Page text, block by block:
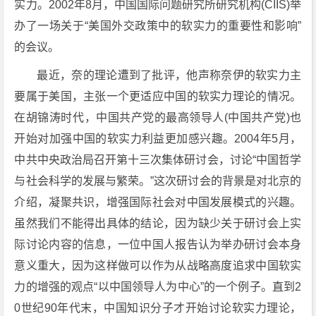
实力。2002年8月，中国国际问题研究所研究机构(CIIS)举
办了一场关于“美国外交政策中的软实力的重要性和影响”
的会议。
最近，奈的理论遭到了批评，他声称奈伊的软实力主
要属于美国，主张一个更适应中国的软实力理论的情况。
在胡锦涛时代，中国共产党的最高领导人(中国共产党)也
开始对加强中国的软实力利益更加感兴趣。2004年5月，
中共中央政治局召开第十三次集体研讨会，讨论“中国哲学
与社会科学的发展与繁荣。”这次研讨会的背景是对北京的
介绍，凝聚共识，增强国际社会对中国发展模式的兴趣。
虽然我们不能得出具体的结论，因为缺少关于研讨会上实
际讨论内容的信息，一位中国人报告认为举办研讨会本身
意义重大，因为这样做可以作为从战略高度追求中国软实
力的增强的观点“以中国领导人为中心”的一个例子。直到2
0世纪90年代末，中国知识分子才开始讨论软实力理论，